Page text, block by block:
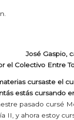
José Gaspio,
el Colectivo Entre
cursaste el
estás cursando
pasado cursé
II, y ahora estoy